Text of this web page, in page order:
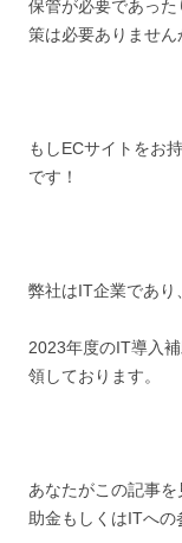
保管が必要であっ
策は必要ありません
もしECサイトをお
です！
弊社はIT企業であり、
2023年度のIT導入
領しております。
あなたがこの記事
助金もしくはITへの